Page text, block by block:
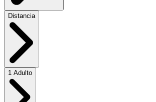
Distancia
1 Adulto